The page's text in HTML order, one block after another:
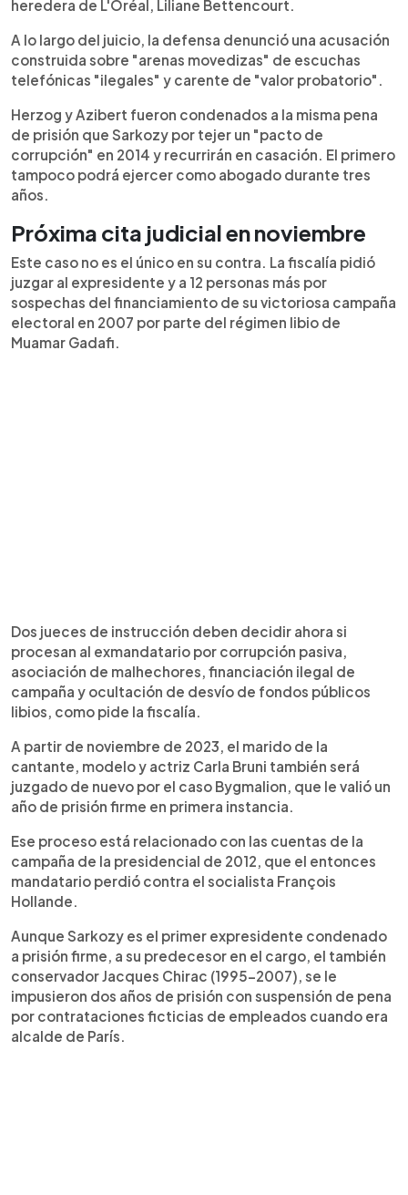
heredera de L'Oréal, Liliane Bettencourt.
A lo largo del juicio, la defensa denunció una acusación
construida sobre "arenas movedizas" de escuchas
telefónicas "ilegales" y carente de "valor probatorio".
Herzog y Azibert fueron condenados a la misma pena
de prisión que Sarkozy por tejer un "pacto de
corrupción" en 2014 y recurrirán en casación. El primero
tampoco podrá ejercer como abogado durante tres
años.
Próxima cita judicial en noviembre
Este caso no es el único en su contra. La fiscalía pidió
juzgar al expresidente y a 12 personas más por
sospechas del financiamiento de su victoriosa campaña
electoral en 2007 por parte del régimen libio de
Muamar Gadafi.
Dos jueces de instrucción deben decidir ahora si
procesan al exmandatario por corrupción pasiva,
asociación de malhechores, financiación ilegal de
campaña y ocultación de desvío de fondos públicos
libios, como pide la fiscalía.
A partir de noviembre de 2023, el marido de la
cantante, modelo y actriz Carla Bruni también será
juzgado de nuevo por el caso Bygmalion, que le valió un
año de prisión firme en primera instancia.
Ese proceso está relacionado con las cuentas de la
campaña de la presidencial de 2012, que el entonces
mandatario perdió contra el socialista François
Hollande.
Aunque Sarkozy es el primer expresidente condenado
a prisión firme, a su predecesor en el cargo, el también
conservador Jacques Chirac (1995-2007), se le
impusieron dos años de prisión con suspensión de pena
por contrataciones ficticias de empleados cuando era
alcalde de París.